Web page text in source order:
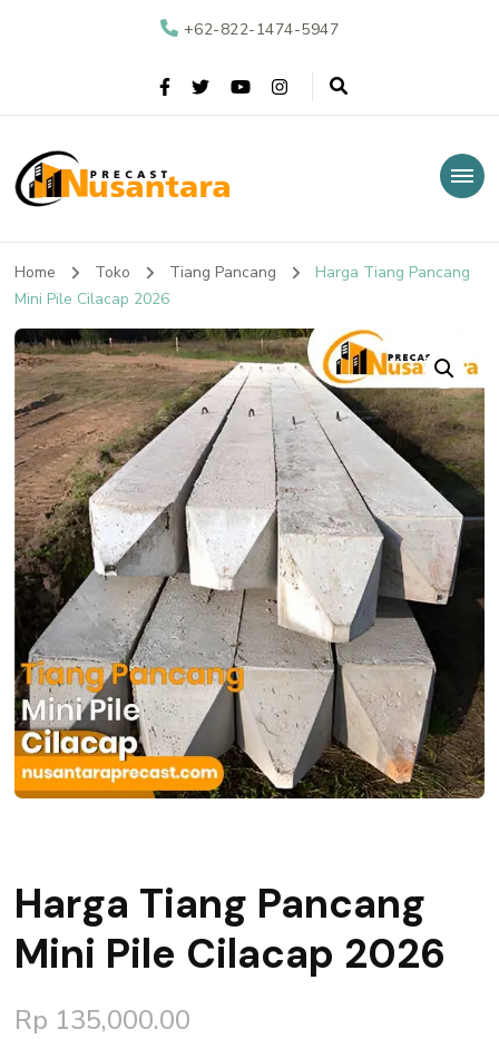
+62-822-1474-5947
Nusantara Precast
Home Toko Tiang Pancang
Harga Tiang Pancang
Mini Pile Cilacap 2026
Harga Tiang Pancang
Mini Pile Cilacap 2026
Rp 135,000.00